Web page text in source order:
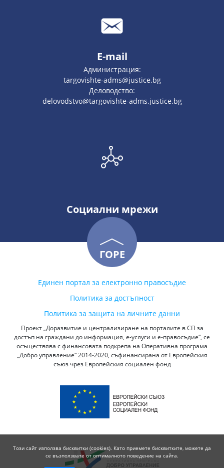
E-mail
Администрация:
targovishte-adms@justice.bg
Деловодство:
delovodstvo@targovishte-adms.justice.bg
Социални мрежи
ГОРЕ
Единен портал за електронно правосъдие
Политика за достъпност
Политика за защита на личните данни
Проект „Доразвитие и централизиране на порталите в СП за
достъп на граждани до информация, е-услуги и е-правосъдие“, се
осъществява с финансовата подкрепа на Оперативна програма
„Добро управление“ 2014-2020, съфинансирана от Европейския
съюз чрез Европейския социален фонд
Този сайт използва бисквитки (cookies). Като приемете бисквитките, можете да
се възползвате от оптималното поведение на сайта.